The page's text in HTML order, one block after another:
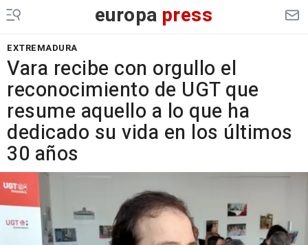
europa press
EXTREMADURA
Vara recibe con orgullo el
reconocimiento de UGT que
resume aquello a lo que ha
dedicado su vida en los últimos
30 años